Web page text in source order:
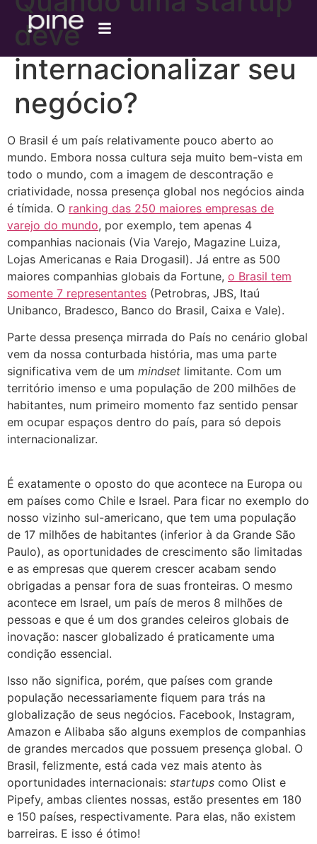
deve
internacionalizar seu
negócio?
O Brasil é um país relativamente pouco aberto ao
mundo. Embora nossa cultura seja muito bem-vista em
todo o mundo, com a imagem de descontração e
criatividade, nossa presença global nos negócios ainda
é tímida. O ranking das 250 maiores empresas de
varejo do mundo, por exemplo, tem apenas 4
companhias nacionais (Via Varejo, Magazine Luiza,
Lojas Americanas e Raia Drogasil). Já entre as 500
maiores companhias globais da Fortune, o Brasil tem
somente 7 representantes (Petrobras, JBS, Itaú
Unibanco, Bradesco, Banco do Brasil, Caixa e Vale).
Parte dessa presença mirrada do País no cenário global
vem da nossa conturbada história, mas uma parte
significativa vem de um mindset limitante. Com um
território imenso e uma população de 200 milhões de
habitantes, num primeiro momento faz sentido pensar
em ocupar espaços dentro do país, para só depois
internacionalizar.
É exatamente o oposto do que acontece na Europa ou
em países como Chile e Israel. Para ficar no exemplo do
nosso vizinho sul-americano, que tem uma população
de 17 milhões de habitantes (inferior à da Grande São
Paulo), as oportunidades de crescimento são limitadas
e as empresas que querem crescer acabam sendo
obrigadas a pensar fora de suas fronteiras. O mesmo
acontece em Israel, um país de meros 8 milhões de
pessoas e que é um dos grandes celeiros globais de
inovação: nascer globalizado é praticamente uma
condição essencial.
Isso não significa, porém, que países com grande
população necessariamente fiquem para trás na
globalização de seus negócios. Facebook, Instagram,
Amazon e Alibaba são alguns exemplos de companhias
de grandes mercados que possuem presença global. O
Brasil, felizmente, está cada vez mais atento às
oportunidades internacionais: startups como Olist e
Pipefy, ambas clientes nossas, estão presentes em 180
e 150 países, respectivamente. Para elas, não existem
barreiras. E isso é ótimo!